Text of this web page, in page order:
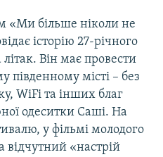
«Ми більше ніколи не
історію 27-річного
Він має провести
південному місті – без
WiFi та інших благ
одеситки Саші. На
у фільмі молодого
«настрій